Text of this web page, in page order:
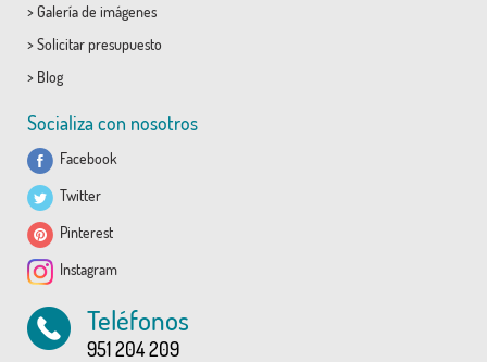
> Galería de imágenes
> Solicitar presupuesto
> Blog
Socializa con nosotros
Facebook
Twitter
Pinterest
Instagram
Teléfonos
951 204 209